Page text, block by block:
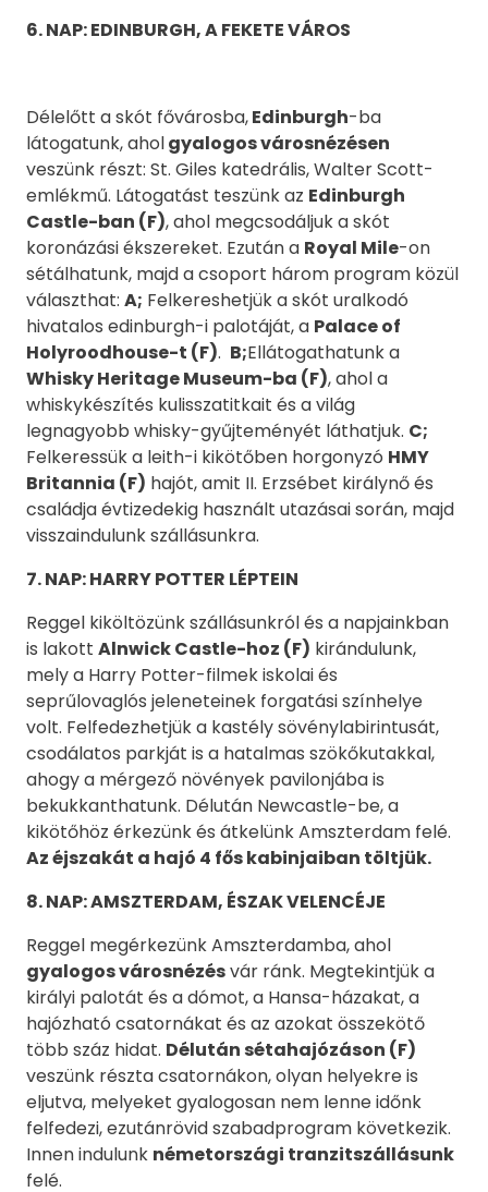
6. NAP: EDINBURGH, A FEKETE VÁROS
Délelőtt a skót fővárosba,Edinburgh-ba
látogatunk, aholgyalogos városnézésen
veszünk részt: St. Giles katedrális, Walter Scott-
emlékmű. Látogatást teszünk az Edinburgh
Castle-ban (F), ahol megcsodáljuk a skót
koronázási ékszereket. Ezután a Royal Mile-on
sétálhatunk, majd a csoport három program közül
választhat: A; Felkereshetjük a skót uralkodó
hivatalos edinburgh-i palotáját, a Palace of
Holyroodhouse-t (F). B;Ellátogathatunk a
Whisky Heritage Museum-ba (F), ahol a
whiskykészítés kulisszatitkait és a világ
legnagyobb whisky-gyűjteményét láthatjuk. C;
Felkeressük a leith-i kikötőben horgonyzó HMY
Britannia (F) hajót, amit II. Erzsébet királynő és
családja évtizedekig használt utazásai során, majd
visszaindulunk szállásunkra.
7. NAP: HARRY POTTER LÉPTEIN
Reggel kiköltözünk szállásunkról és a napjainkban
is lakott Alnwick Castle-hoz (F) kirándulunk,
mely a Harry Potter-filmek iskolai és
seprűlovaglós jeleneteinek forgatási színhelye
volt. Felfedezhetjük a kastély sövénylabirintusát,
csodálatos parkját is a hatalmas szökőkutakkal,
ahogy a mérgező növények pavilonjába is
bekukkanthatunk. Délután Newcastle-be, a
kikötőhöz érkezünk és átkelünk Amszterdam felé.
Az éjszakát a hajó 4 fős kabinjaiban töltjük.
8. NAP: AMSZTERDAM, ÉSZAK VELENCÉJE
Reggel megérkezünk Amszterdamba, ahol
gyalogos városnézésvár ránk. Megtekintjük a
királyi palotát és a dómot, a Hansa-házakat, a
hajózható csatornákat és az azokat összekötő
több száz hidat. Délután sétahajózáson (F)
veszünk részta csatornákon, olyan helyekre is
eljutva, melyeket gyalogosan nem lenne időnk
felfedezi, ezutánrövid szabadprogram következik.
Innen indulunk németországi tranzitszállásunk
felé.